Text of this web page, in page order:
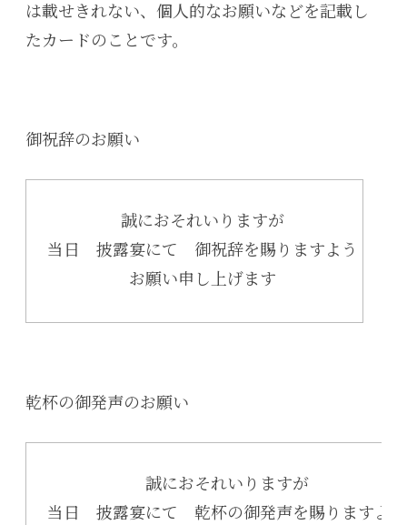
は載せきれない、個人的なお願いなどを記載し
たカードのことです。
御祝辞のお願い
誠におそれいりますが
当日 披露宴にて 御祝辞を賜りますよう
お願い申し上げます
乾杯の御発声のお願い
誠におそれいりますが
当日 披露宴にて 乾杯の御発声を賜りますよう